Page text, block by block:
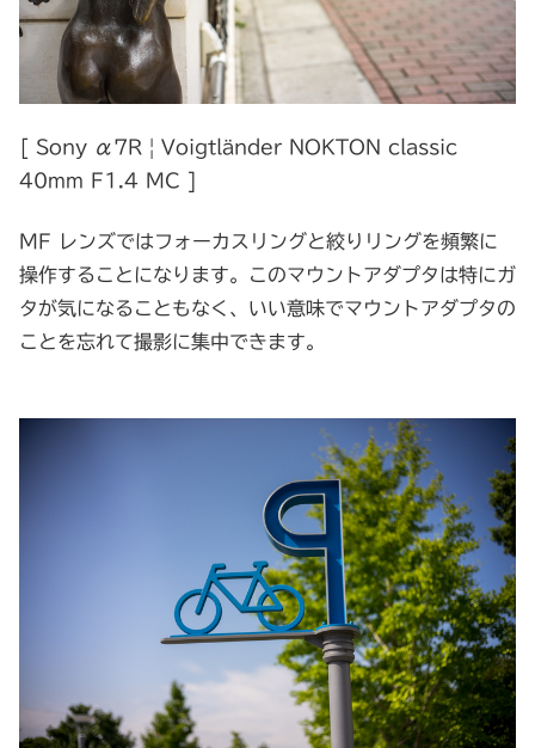
[ Sony α7R | Voigtländer NOKTON classic
40mm F1.4 MC ]
MF レンズではフォーカスリングと絞りリングを頻繁に
操作することになります。このマウントアダプタは特にガ
タが気になることもなく、いい意味でマウントアダプタの
ことを忘れて撮影に集中できます。